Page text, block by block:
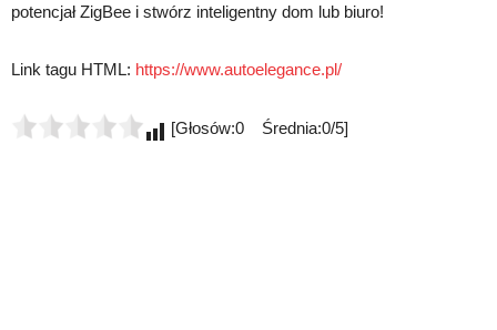
potencjał ZigBee i stwórz inteligentny dom lub biuro!
Link tagu HTML: https://www.autoelegance.pl/
[Głosów:0 Średnia:0/5]